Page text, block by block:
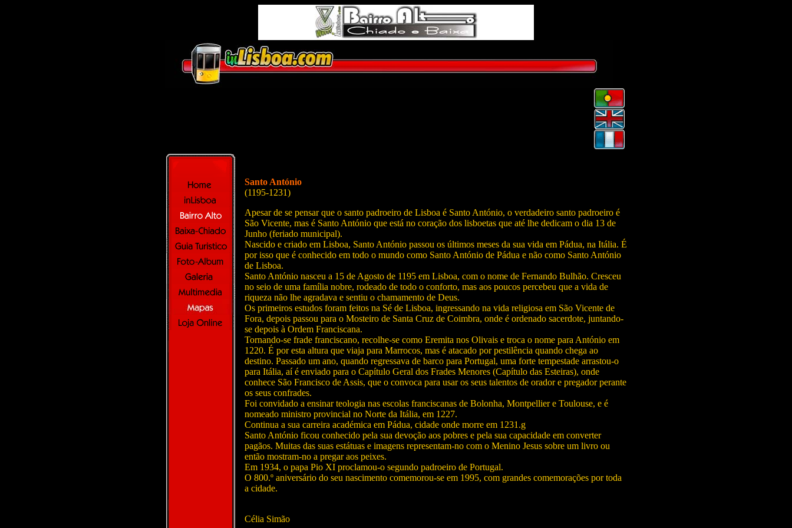
Santo António
(1195-1231)
Apesar de se pensar que o santo padroeiro de Lisboa é Santo António, o verdadeiro santo padroeiro é
São Vicente, mas é Santo António que está no coração dos lisboetas que até lhe dedicam o dia 13 de
Junho (feriado municipal).
Nascido e criado em Lisboa, Santo António passou os últimos meses da sua vida em Pádua, na Itália. É
por isso que é conhecido em todo o mundo como Santo António de Pádua e não como Santo António
de Lisboa.
Santo António nasceu a 15 de Agosto de 1195 em Lisboa, com o nome de Fernando Bulhão. Cresceu
no seio de uma família nobre, rodeado de todo o conforto, mas aos poucos percebeu que a vida de
riqueza não lhe agradava e sentiu o chamamento de Deus.
Os primeiros estudos foram feitos na Sé de Lisboa, ingressando na vida religiosa em São Vicente de
Fora, depois passou para o Mosteiro de Santa Cruz de Coimbra, onde é ordenado sacerdote, juntando-
se depois à Ordem Franciscana.
Tornando-se frade franciscano, recolhe-se como Eremita nos Olivais e troca o nome para António em
1220. É por esta altura que viaja para Marrocos, mas é atacado por pestilência quando chega ao
destino. Passado um ano, quando regressava de barco para Portugal, uma forte tempestade arrastou-o
para Itália, aí é enviado para o Capítulo Geral dos Frades Menores (Capítulo das Esteiras), onde
conhece São Francisco de Assis, que o convoca para usar os seus talentos de orador e pregador perante
os seus confrades.
Foi convidado a ensinar teologia nas escolas franciscanas de Bolonha, Montpellier e Toulouse, e é
nomeado ministro provincial no Norte da Itália, em 1227.
Continua a sua carreira académica em Pádua, cidade onde morre em 1231.g
Santo António ficou conhecido pela sua devoção aos pobres e pela sua capacidade em converter
pagãos. Muitas das suas estátuas e imagens representam-no com o Menino Jesus sobre um livro ou
então mostram-no a pregar aos peixes.
Em 1934, o papa Pio XI proclamou-o segundo padroeiro de Portugal.
O 800.º aniversário do seu nascimento comemorou-se em 1995, com grandes comemorações por toda
a cidade.
Célia Simão